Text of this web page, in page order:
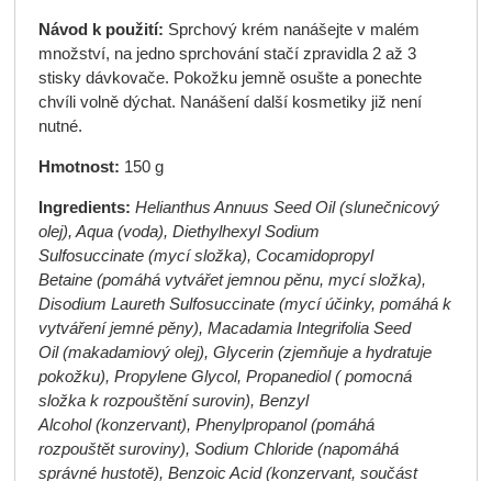
Návod k použití: Sprchový krém nanášejte v malém
množství, na jedno sprchování stačí zpravidla 2 až 3
stisky dávkovače. Pokožku jemně osušte a ponechte
chvíli volně dýchat. Nanášení další kosmetiky již není
nutné.
Hmotnost: 150 g
Ingredients: Helianthus Annuus Seed Oil (slunečnicový
olej), Aqua (voda), Diethylhexyl Sodium
Sulfosuccinate (mycí složka), Cocamidopropyl
Betaine (pomáhá vytvářet jemnou pěnu, mycí složka),
Disodium Laureth Sulfosuccinate (mycí účinky, pomáhá k
vytváření jemné pěny), Macadamia Integrifolia Seed
Oil (makadamiový olej), Glycerin (zjemňuje a hydratuje
pokožku), Propylene Glycol, Propanediol ( pomocná
složka k rozpouštění surovin), Benzyl
Alcohol (konzervant), Phenylpropanol (pomáhá
rozpouštět suroviny), Sodium Chloride (napomáhá
správné hustotě), Benzoic Acid (konzervant, součást